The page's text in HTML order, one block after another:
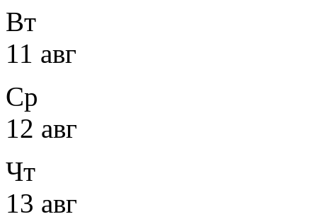
Вт
11 авг
Ср
12 авг
Чт
13 авг